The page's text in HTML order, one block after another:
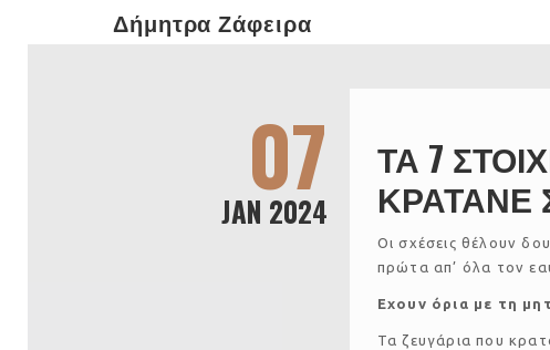
Δήμητρα Ζάφειρα
07
JAN 2024
ΤΑ 7
ΚΡΑΤΑΝΕ
Οι σχέσεις θέλουν
πρώτα απ’ όλα τον
Εχουν όρια με τη
Τα ζευγάρια που